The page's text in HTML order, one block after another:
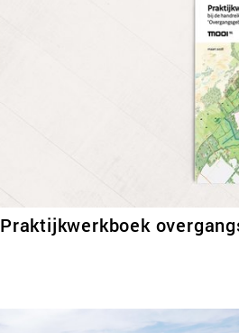
Praktijkwerkboek